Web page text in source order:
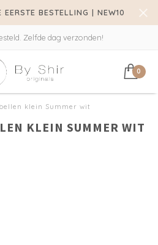
BESTELLING | NEW10
Zelfde dag verzonden!
0
klein Summer wit
KLEIN SUMMER WIT